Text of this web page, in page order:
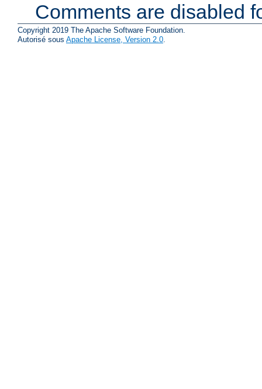
Comments are disabled
Copyright 2019 The Apache Software Foundation.
Autorisé sous Apache License, Version 2.0